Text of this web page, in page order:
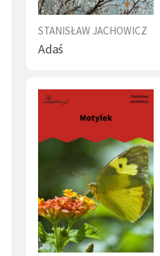
czytania, liczenia i historii.
Zajmował się również
STANISŁAW JACHOWICZ
Adaś